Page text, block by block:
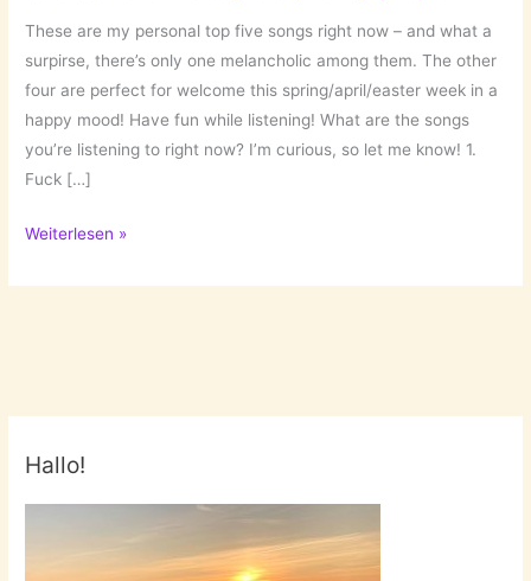
These are my personal top five songs right now – and what a
surpirse, there’s only one melancholic among them. The other
four are perfect for welcome this spring/april/easter week in a
happy mood! Have fun while listening! What are the songs
you’re listening to right now? I’m curious, so let me know! 1.
Fuck […]
What
listen
Weiterlesen »
Hallo!